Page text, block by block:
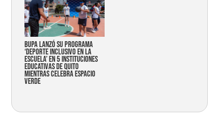
Bupa lanzó su programa
‘Deporte Inclusivo en la
Escuela’ en 5 instituciones
educativas de Quito
mientras celebra espacio
verde